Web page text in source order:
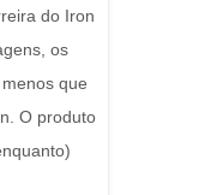
do Iron
os
que
O produto